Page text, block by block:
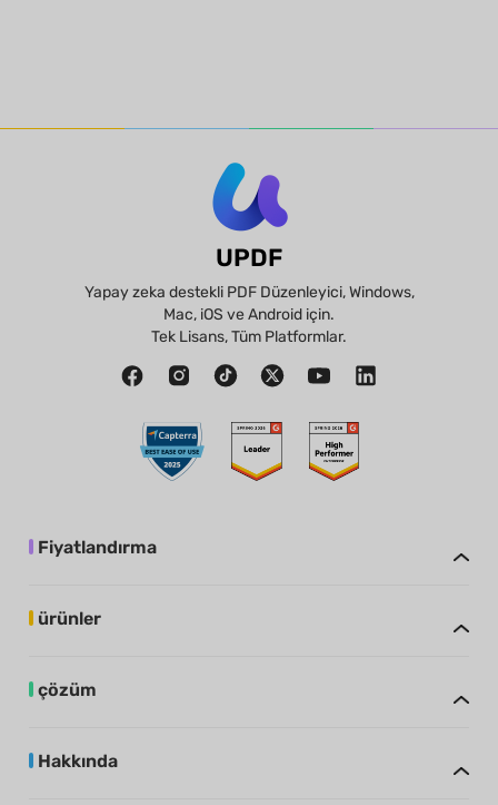
UPDF
Yapay zeka destekli PDF Düzenleyici, Windows,
Mac, iOS ve Android için.
Tek Lisans, Tüm Platformlar.
Fiyatlandırma
ürünler
çözüm
Hakkında